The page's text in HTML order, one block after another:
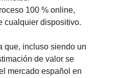
100 % online,
cualquier dispositivo.
que, incluso siendo un
de valor se
mercado español en